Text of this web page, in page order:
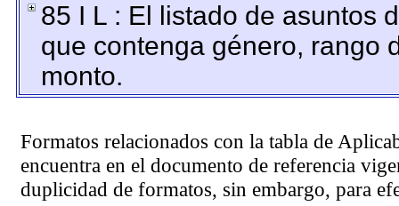
85 I L : El listado de asuntos
que contenga género, rango
monto.
Formatos relacionados con la tabla de
encuentra en el documento de referencia
duplicidad de formatos, sin embargo, para